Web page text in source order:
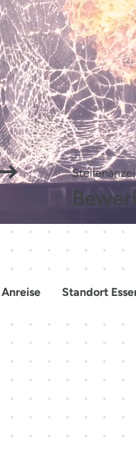
AusstellenÜber
Anreise Standort